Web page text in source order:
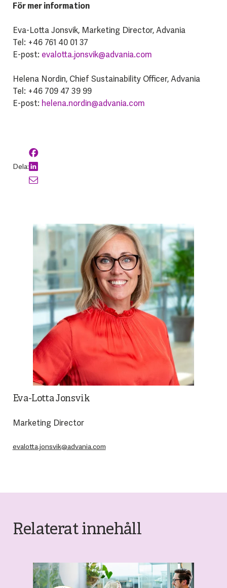
För mer information
Eva-Lotta Jonsvik, Marketing Director, Advania
Tel: +46 761 40 01 37
E-post: evalotta.jonsvik@advania.com
Helena Nordin, Chief Sustainability Officer, Advania
Tel: +46 709 47 39 99
E-post: helena.nordin@advania.com
Dela:
Eva-Lotta Jonsvik
Marketing Director
evalotta.jonsvik@advania.com
Relaterat innehåll